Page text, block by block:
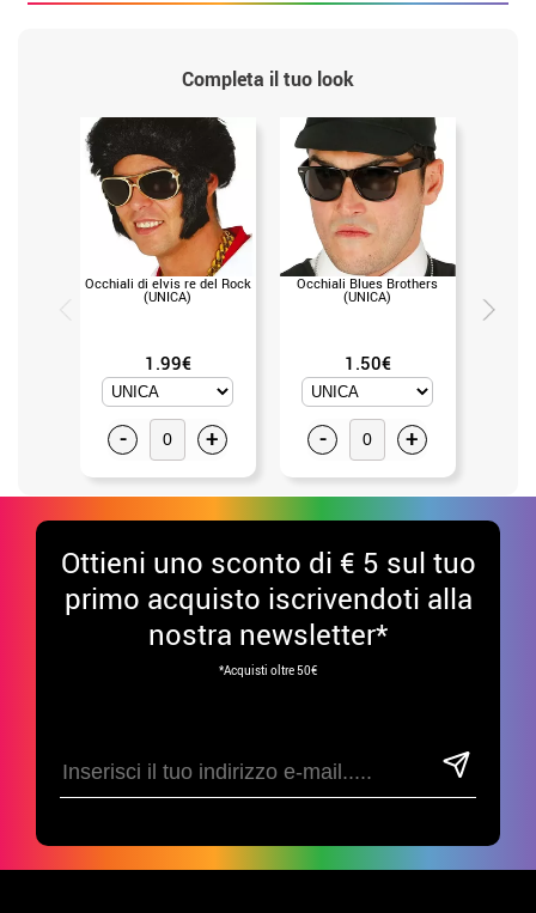
Completa il tuo look
Occhiali di elvis re del Rock
(UNICA)
1.99€
- +
Occhiali Blues Brothers
(UNICA)
1.50€
- +
Ottieni uno sconto di € 5 sul tuo
primo acquisto iscrivendoti alla
nostra newsletter*
*Acquisti oltre 50€